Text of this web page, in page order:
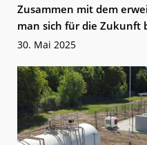
Zusammen mit dem
man sich für die Zukunft
30. Mai 2025